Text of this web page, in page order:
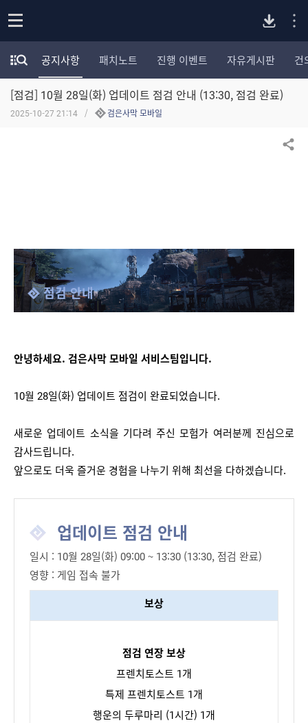
p
e
n
드
모
험
가
포
공지사항 패치노트 진행 이벤트 자유게시판 건
[점검] 10월 28일(화) 업데이트 점검 안내 (13:30, 점검 완료)
2025-10-27 21:14 검은사막 모바일
공유하기
점검 안내
안녕하세요. 검은사막 모바일 서비스팀입니다.
10월 28일(화) 업데이트 점검이 완료되었습니다.
새로운 업데이트 소식을 기다려 주신 모험가 여러분께 진심으로
감사드립니다.
앞으로도 더욱 즐거운 경험을 나누기 위해 최선을 다하겠습니다.
업데이트 점검 안내
일시 : 10월 28일(화) 09:00 ~ 13:30 (13:30, 점검 완료)
영향 : 게임 접속 불가
보상
점검 연장 보상
프렌치토스트 1개
특제 프렌치토스트 1개
행운의 두루마리 (1시간) 1개